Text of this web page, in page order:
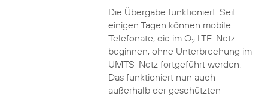
Die Übergabe funktioniert: Seit
einigen Tagen können mobile
Telefonate, die im O2LTE-Netz
beginnen, ohne Unterbrechung im
UMTS-Netz fortgeführt werden.
Das funktioniert nun auch
außerhalb der geschützten